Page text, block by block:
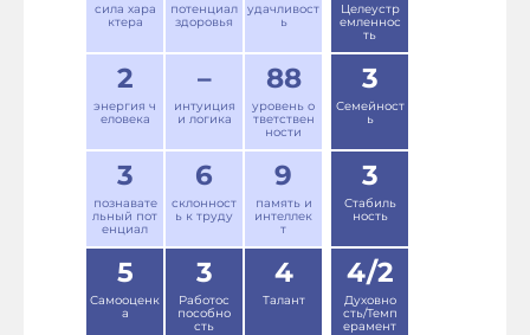
сила хара
ктера
потенциал
здоровья
удачливост
ь
2
энергия ч
еловека
–
интуиция
и логика
88
уровень о
тветствен
ности
3
познавате
льный пот
енциал
6
склонност
ь к труду
9
память и
интеллек
т
Целеустр
емленнос
ть
3
Семейност
ь
3
Стабиль
ность
5
Самооценк
а
3
Работос
пособно
сть
4
Талант
4/2
Духовно
сть/Темп
ерамент